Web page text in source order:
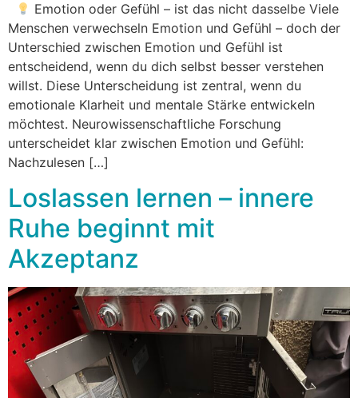
Emotion oder Gefühl – ist das nicht dasselbe Viele
Menschen verwechseln Emotion und Gefühl – doch der
Unterschied zwischen Emotion und Gefühl ist
entscheidend, wenn du dich selbst besser verstehen
willst. Diese Unterscheidung ist zentral, wenn du
emotionale Klarheit und mentale Stärke entwickeln
möchtest. Neurowissenschaftliche Forschung
unterscheidet klar zwischen Emotion und Gefühl:
Nachzulesen […]
Loslassen lernen – innere
Ruhe beginnt mit
Akzeptanz